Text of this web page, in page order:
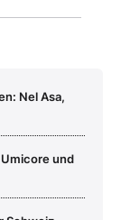
Nel Asa,
und